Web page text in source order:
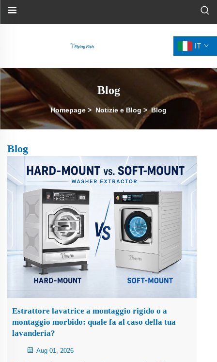
IT
Blog
Homepage> Notizie e Blog >Blog
Blog
Estrattore lavatrice a montaggio rigido o a
montaggio morbido: quale fa al caso della tua
lavanderia?
Aug 01, 2026